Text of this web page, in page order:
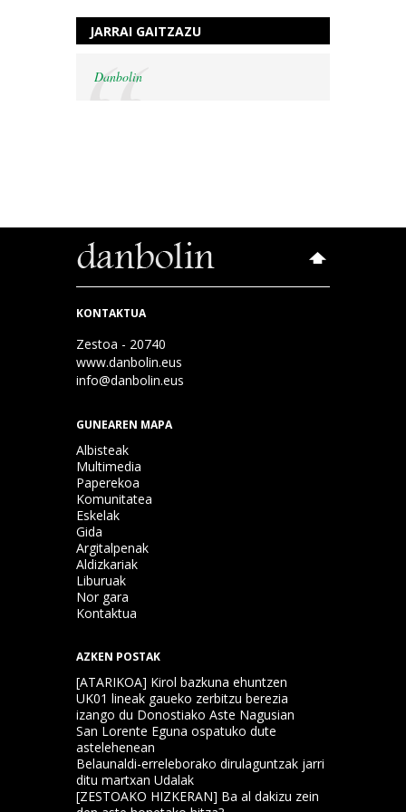
JARRAI GAITZAZU
Danbolin
KONTAKTUA
Zestoa - 20740
www.danbolin.eus
info@danbolin.eus
GUNEAREN MAPA
Albisteak
Multimedia
Paperekoa
Komunitatea
Eskelak
Gida
Argitalpenak
Aldizkariak
Liburuak
Nor gara
Kontaktua
AZKEN POSTAK
[ATARIKOA] Kirol bazkuna ehuntzen
UK01 lineak gaueko zerbitzu berezia
izango du Donostiako Aste Nagusian
San Lorente Eguna ospatuko dute
astelehenean
Belaunaldi-erreleborako dirulaguntzak jarri
ditu martxan Udalak
[ZESTOAKO HIZKERAN] Ba al dakizu zein